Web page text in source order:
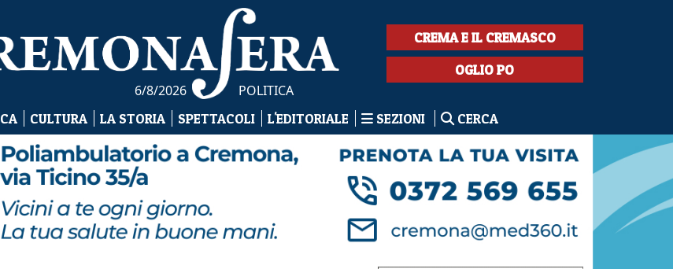
6/8/2026 POLITICA
CREMA E IL CREMASCO
OGLIO PO
CULTURA LA STORIA SPETTACOLI L'EDITORIALE SEZIONI CERCA